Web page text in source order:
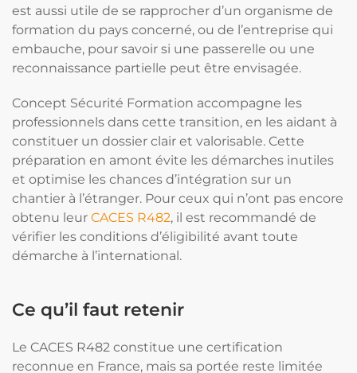
est aussi utile de se rapprocher d’un organisme de
formation du pays concerné, ou de l’entreprise qui
embauche, pour savoir si une passerelle ou une
reconnaissance partielle peut être envisagée.
Concept Sécurité Formation accompagne les
professionnels dans cette transition, en les aidant à
constituer un dossier clair et valorisable. Cette
préparation en amont évite les démarches inutiles
et optimise les chances d’intégration sur un
chantier à l’étranger. Pour ceux qui n’ont pas encore
obtenu leur CACES R482, il est recommandé de
vérifier les conditions d’éligibilité avant toute
démarche à l’international.
Ce qu’il faut retenir
Le CACES R482 constitue une certification
reconnue en France, mais sa portée reste limitée